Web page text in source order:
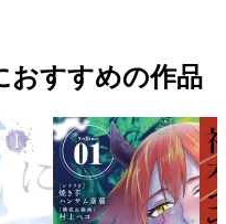
おすすめの作品